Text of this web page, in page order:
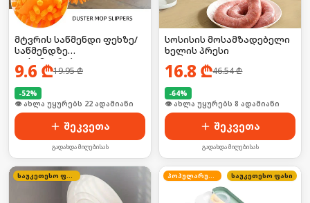
მტვრის საწმენდი ფეხზე/
საწმენდზე
დასამაგრებელი
ღრუბელი
9.6 ₾19.95₾
-52%
🛒 ბოლო 24სთ-ში იყიდა 34-მა
შეკვეთა
გადახდა მიღებისას
სოსისის მოსამზადებელი
ხელის პრესი
16.8 ₾46.54₾
-64%
🛒 ბოლო 24სთ-ში იყიდა 13-მა
შეკვეთა
გადახდა მიღებისას
საუკეთესო ფასი პოპულარული საუკეთესო ფასი